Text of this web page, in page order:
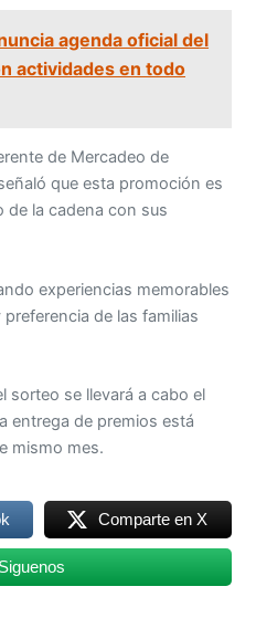
agenda oficial del
actividades en todo
de Mercadeo de
que esta promoción es
de la cadena con sus
experiencias memorables
de las familias
sorteo se llevará a cabo el
entrega de premios está
mismo mes.
Comparte en X
Siguenos